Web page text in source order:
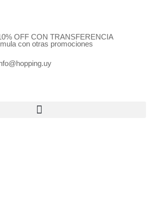
OFF CON TRANSFERENCIA
con otras promociones